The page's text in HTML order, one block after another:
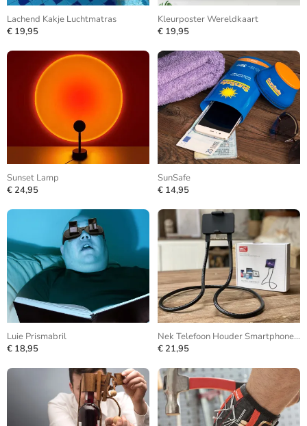
Lachend Kakje Luchtmatras
€ 19,95
Kleurposter Wereldkaart
€ 19,95
Sunset Lamp
€ 24,95
SunSafe
€ 14,95
Luie Prismabril
€ 18,95
Nek Telefoon Houder Smartphone Statief
€ 21,95